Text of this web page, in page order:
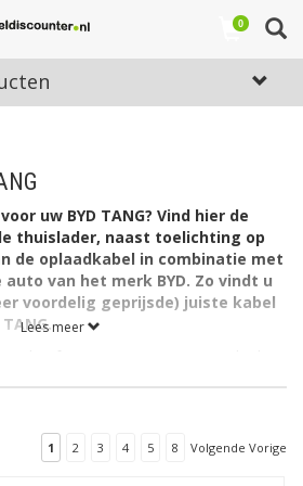
0
uw BYD TANG? Vind hier de
thuislader, naast toelichting op
de oplaadkabel in combinatie met
van het merk BYD. Zo vindt u
voordelig geprijsde) juiste kabel
de BYD TANG?
heeft aan autozijde een
Lees meer
1 2 3 4 5 8 Volgende Vorige